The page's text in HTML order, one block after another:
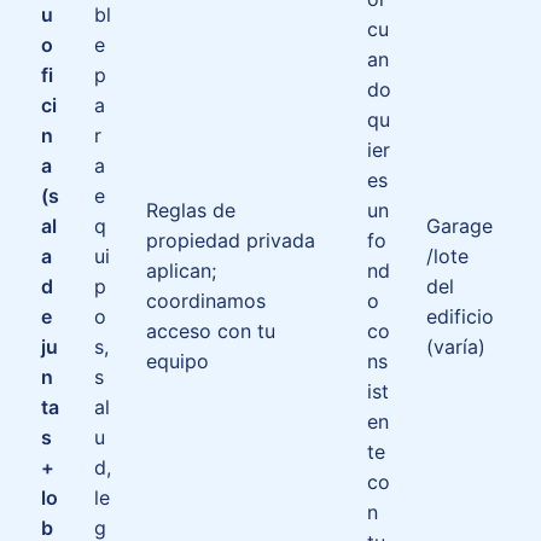
u
o
fi
ci
n
a
(s
al
a
d
e
ju
n
ta
s
+
lo
b
bl
e
p
a
r
a
e
q
ui
p
o
s,
s
al
u
d,
le
g
Reglas de
propiedad privada
aplican;
coordinamos
acceso con tu
equipo
cu
an
do
qu
ier
es
un
fo
nd
o
co
ns
ist
en
te
co
n
Garage
/lote
del
edificio
(varía)